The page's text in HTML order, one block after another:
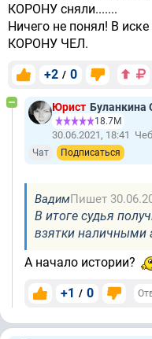
КОРОНУ сняли.......
Ничего не понял! В
КОРОНУ ЧЕЛ.
+2 / 0
Юрист Буланкина
18.7М
30.06.2021, 18:41
Чат Подписаться
ВадимПишет
В итоге судья
взятки наличными
А начало истории?
+1 / 0